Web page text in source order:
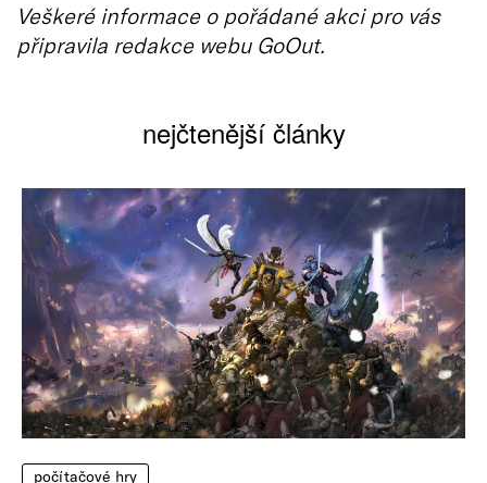
Veškeré informace o pořádané akci pro vás
připravila redakce webu GoOut.
nejčtenější články
počítačové hry